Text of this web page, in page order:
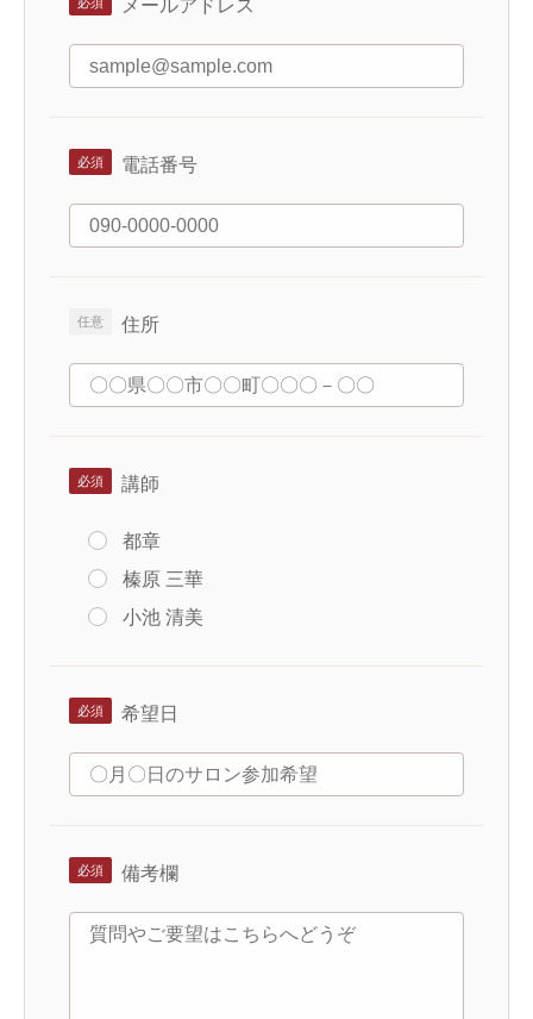
メールアドレス
電話番号
住所
講師
都章
榛原 三華
小池 清美
希望日
備考欄